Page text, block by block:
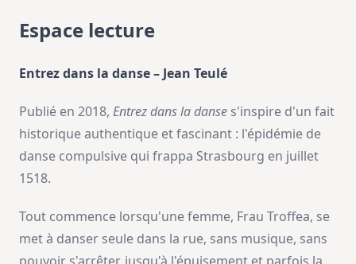
Espace lecture
Entrez dans la danse – Jean Teulé
Publié en 2018, Entrez dans la danse s'inspire d'un fait
historique authentique et fascinant : l'épidémie de
danse compulsive qui frappa Strasbourg en juillet
1518.
Tout commence lorsqu'une femme, Frau Troffea, se
met à danser seule dans la rue, sans musique, sans